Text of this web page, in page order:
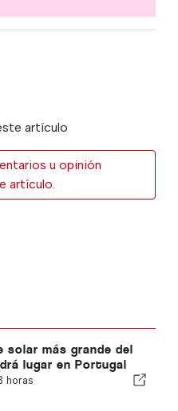
artículo
u opinión
artículo.
solar más grande del
lugar en Portugal
horas